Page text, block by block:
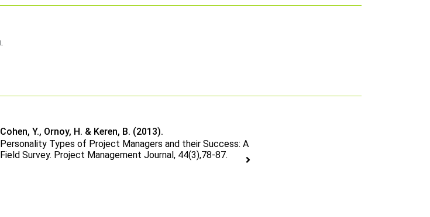
רילוקיישן ונסיעות עסקים, הבדלי תרבות עבודה בין מדינות, מנהיגות ומאפייני אישיות.
Cohen, Y., Ornoy, H. & Keren, B. (2013).
Personality Types of Project Managers and their Success: A
Field Survey. Project Management Journal, 44(3),78-87.